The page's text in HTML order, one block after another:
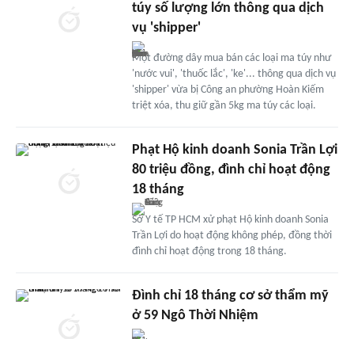
túy số lượng lớn thông qua dịch
vụ 'shipper'
Một đường dây mua bán các loại ma túy như
'nước vui', 'thuốc lắc', 'ke'... thông qua dịch vụ
'shipper' vừa bị Công an phường Hoàn Kiếm
triệt xóa, thu giữ gần 5kg ma túy các loại.
Phạt Hộ kinh doanh Sonia Trần Lợi
80 triệu đồng, đình chỉ hoạt động
18 tháng
Sở Y tế TP HCM xử phạt Hộ kinh doanh Sonia
Trần Lợi do hoạt động không phép, đồng thời
đình chỉ hoạt động trong 18 tháng.
Đình chỉ 18 tháng cơ sở thẩm mỹ
ở 59 Ngô Thời Nhiệm